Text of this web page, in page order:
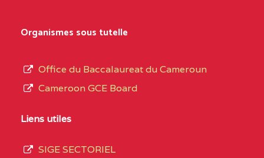
Organismes sous tutelle
Office du Baccalaureat du Cameroun
Cameroon GCE Board
Liens utiles
SIGE SECTORIEL